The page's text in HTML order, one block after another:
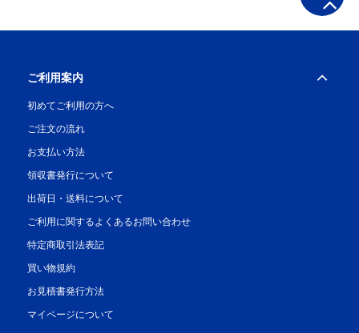
ご利用案内
初めてご利用の方へ
ご注文の流れ
お支払い方法
領収書発行について
出荷日・送料について
ご利用に関するよくあるお問い合わせ
特定商取引法表記
買い物規約
お見積書発行方法
マイページについて